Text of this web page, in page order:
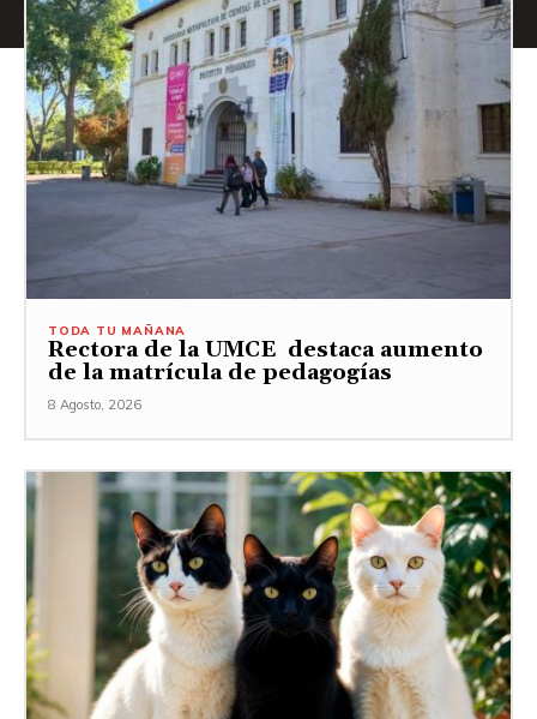
TODA TU MAÑANA
Rectora de la UMCE destaca aumento
de la matrícula de pedagogías
8 Agosto, 2026